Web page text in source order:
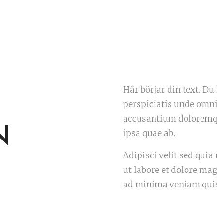
Här börjar din text. Du
perspiciatis unde
accusantium
ipsa quae ab.
Adipisci velit sed quia
ut labore et dolore
ad minima veniam